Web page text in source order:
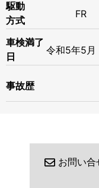
駆動
方式
FR
車検満了
日
令和5年5月
事故歴
お問い合